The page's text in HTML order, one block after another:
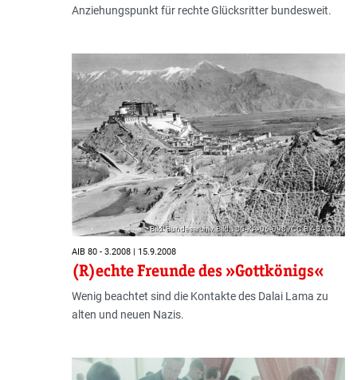
Anziehungspunkt für rechte Glücksritter bundesweit.
Bild: Bundesarchiv, Bild 135-KA-06-098 /CC BY-SA 3.0
AIB 80 - 3.2008 | 15.9.2008
(R)echte Freunde des »Gottkönigs«
Wenig beachtet sind die Kontakte des Dalai Lama zu
alten und neuen Nazis.